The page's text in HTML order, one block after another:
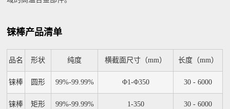
铼棒产品清单
品名 形状 纯度 横截面尺寸（mm） 长度（mm）
铼棒 圆形 99%-99.99% Φ1-Φ350 30 - 6000
铼棒 矩形 99%-99.99% 1-350 30 - 6000